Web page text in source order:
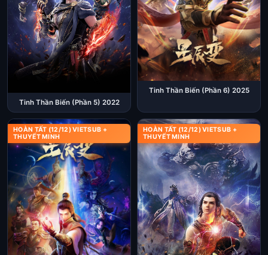
Tinh Thần Biến (Phần 5) 2022
Tinh Thần Biến (Phần 6) 2025
HOÀN TẤT (12/12) VIETSUB +
THUYẾT MINH
HOÀN TẤT (12/12) VIETSUB +
THUYẾT MINH